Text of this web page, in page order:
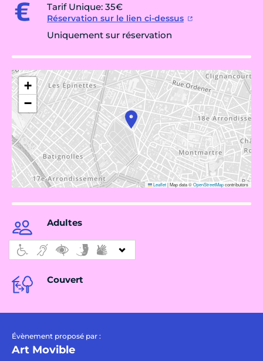
Tarif Unique: 35€
Réservation sur le lien ci-dessus
Uniquement sur réservation
+
−
Leaflet|Map data ©OpenStreetMapcontributors
Adultes
Couvert
Évènement proposé par :
Art Movible